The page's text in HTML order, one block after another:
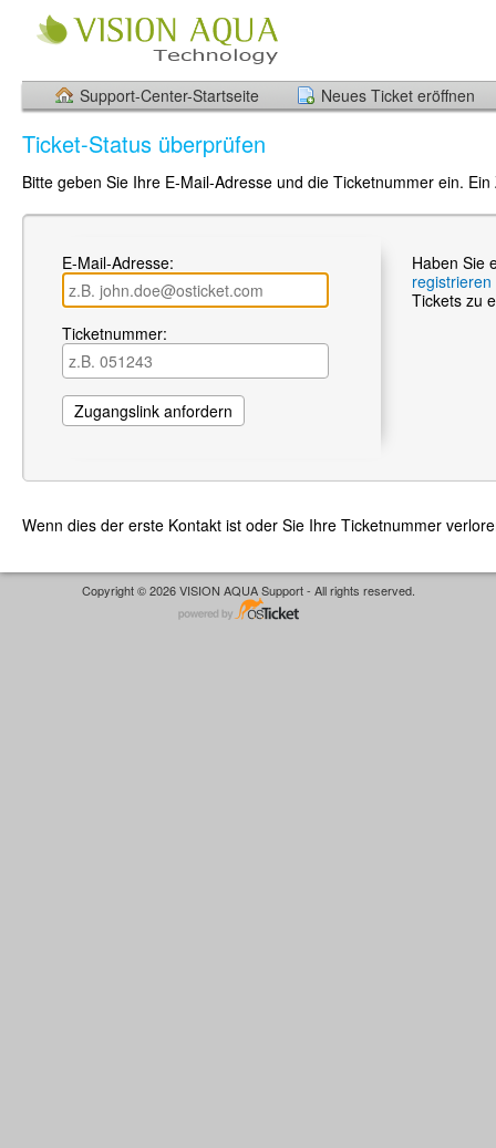
Support-Center-Startseite Neues Ticket eröffnen
Ticket-Status überprüfen
Bitte geben Sie Ihre E-Mail-Adresse und die Ticketnummer ein.
E-Mail-Adresse:
Ticketnummer:
Haben Sie
Tickets zu
Wenn dies der erste Kontakt ist oder Sie Ihre Ticketnummer
Copyright © 2026 VISION AQUA Support - All rights reserved.